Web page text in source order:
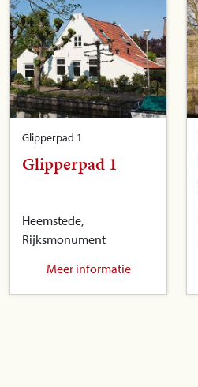
Glipperpad 1
Glipperpad 1
Heemstede,
Rijksmonument
Meer informatie